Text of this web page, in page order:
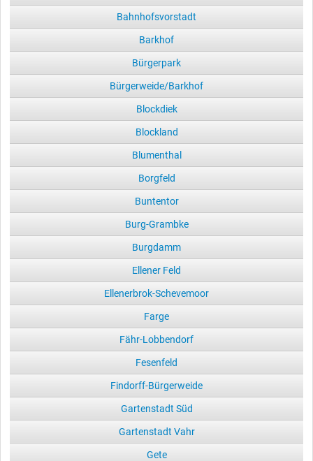
Bahnhofsvorstadt
Barkhof
Bürgerpark
Bürgerweide/Barkhof
Blockdiek
Blockland
Blumenthal
Borgfeld
Buntentor
Burg-Grambke
Burgdamm
Ellener Feld
Ellenerbrok-Schevemoor
Farge
Fähr-Lobbendorf
Fesenfeld
Findorff-Bürgerweide
Gartenstadt Süd
Gartenstadt Vahr
Gete